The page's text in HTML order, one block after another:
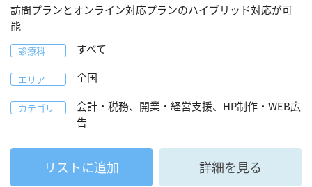
訪問プランとオンライン対応プランのハイブリッド対応が可
能
診療科 すべて
エリア 全国
カテゴリ
会計・税務、開業・経営支援、HP制作・WEB広
告
リストに追加 詳細を見る